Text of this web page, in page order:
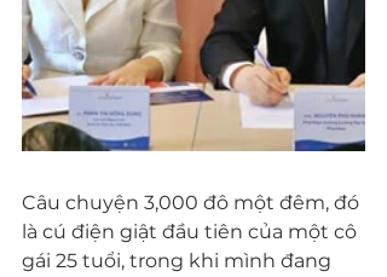
Câu chuyện 3,000 đô một đêm, đó
là cú điện giật đầu tiên của một cô
gái 25 tuổi, trong khi mình đang